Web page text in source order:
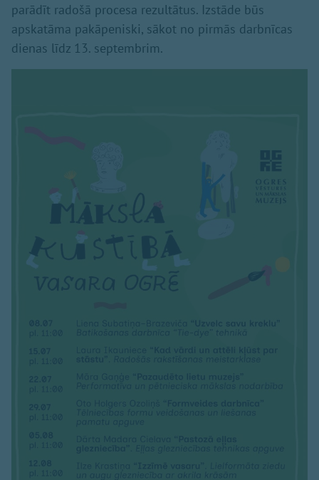
parādīt radošā procesa rezultātus. Izstāde būs
apskatāma pakāpeniski, sākot no pirmās darbnīcas
dienas līdz 13. septembrim.